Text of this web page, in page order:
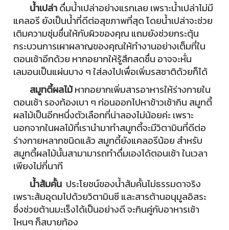
น้ำเปล่าดื่มน้ำเปล่าอย่างแรกเลย เพราะน้ำเปล่าไม่มี
แคลอรี ยังเป็นน้ำที่ดีต่อสุขภาพที่สุด โดยน้ำเปล่าจะช่วย
เติมความชุ่มชื่นให้กับผิวของคุณ แถมยังช่วยกระตุ้น
กระบวนการเผาผลาญของคุณให้ทำงานอย่างเต็มที่ใน
ตอนเช้าอีกด้วย หากอยากให้รู้สึกสดชื่น อาจจะหั่น
เลมอนเป็นแผ่นบาง ๆ ใส่ลงไปเพื่อเพิ่มรสชาติด้วยก็ได้
สมูทตี้ผลไม้หากอยากเพิ่มสารอาหารให้ร่างกายใน
ตอนเช้า รองท้องเบา ๆ ก่อนออกไปหาข้าวเช้ากิน สมูทตี้
ผลไม้เป็นอีกหนึ่งตัวเลือกที่น่าลองไม่น้อยค่ะ เพราะ
นอกจากในผลไม้ที่เรานำมาทำสมูทตี้จะมีวิตามินที่ดีต่อ
ร่างกายหลากชนิดแล้ว สมูทตี้ยังแคลอรีน้อย สำหรับ
สมูทตี้ผลไม้นั้นสามามารถทำดื่มเองได้ตอนเช้า ในเวลา
เพียงไม่กี่นาที
น้ำส้มคั้น ประโยชน์ของน้ำส้มคั้นไม่ธรรมดาจริง
เพราะส้มอุดมไปด้วยวิตามินซี และสารต้านอนุมูลอิสระ
ซึ่งช่วยต้านมะเร็งได้เป็นอย่างดี จะกินคู่กับอาหารเช้า
ไหนๆ ก็สบายท้อง